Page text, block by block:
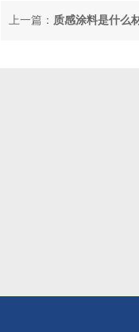
上一篇： 质感涂料是什么